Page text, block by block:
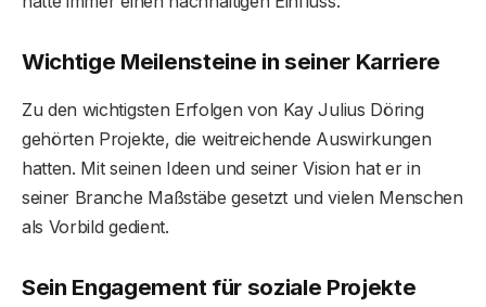
Wichtige Meilensteine in seiner Karriere
Zu den wichtigsten Erfolgen von Kay Julius Döring
gehörten Projekte, die weitreichende Auswirkungen
hatten. Mit seinen Ideen und seiner Vision hat er in
seiner Branche Maßstäbe gesetzt und vielen Menschen
als Vorbild gedient.
Sein Engagement für soziale Projekte